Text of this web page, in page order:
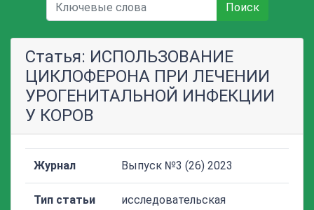
Поиск
Статья: ИСПОЛЬЗОВАНИЕ
ЦИКЛОФЕРОНА ПРИ ЛЕЧЕНИИ
УРОГЕНИТАЛЬНОЙ ИНФЕКЦИИ
У КОРОВ
Журнал Выпуск №3 (26) 2023
Тип статьи исследовательская